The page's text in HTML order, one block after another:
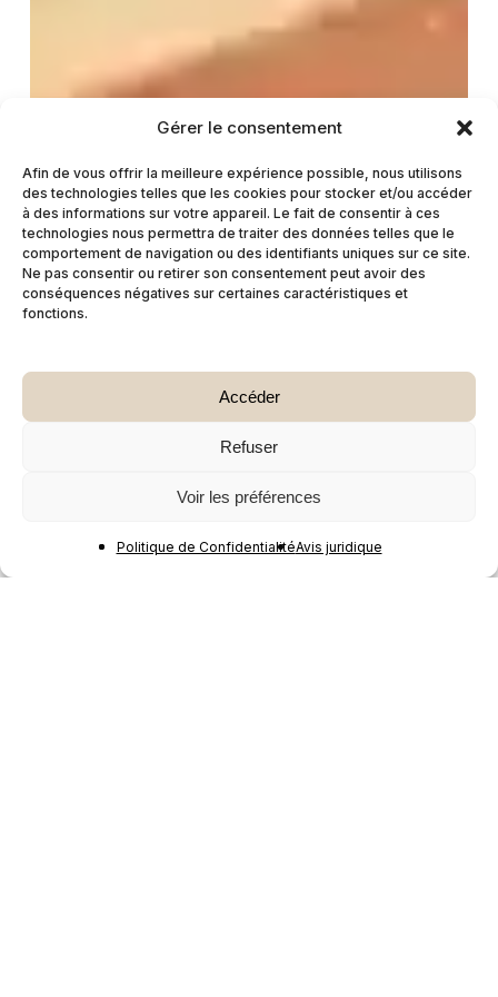
Gérer le consentement
Afin de vous offrir la meilleure expérience possible, nous utilisons
des technologies telles que les cookies pour stocker et/ou accéder
à des informations sur votre appareil. Le fait de consentir à ces
technologies nous permettra de traiter des données telles que le
comportement de navigation ou des identifiants uniques sur ce site.
Ne pas consentir ou retirer son consentement peut avoir des
conséquences négatives sur certaines caractéristiques et
fonctions.
Accéder
Refuser
Voir les préférences
Politique de ConfidentialitéAvis juridique